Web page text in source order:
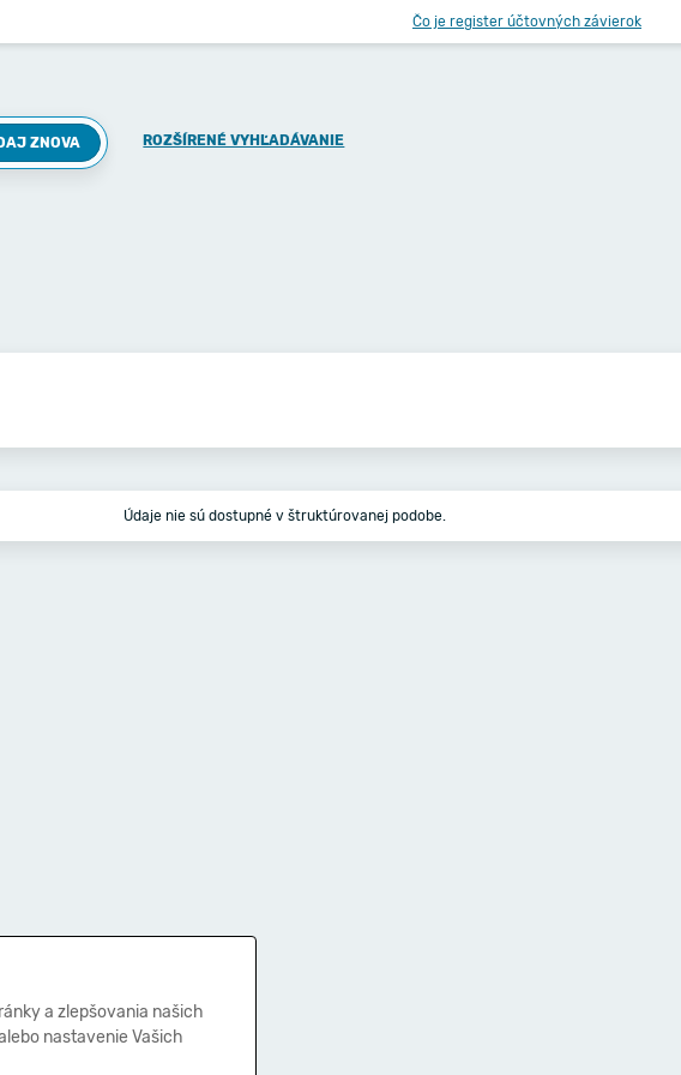
Čo je register účtovných závierok
ZNOVA ROZŠÍRENÉ VYHĽADÁVANIE
Údaje nie sú dostupné v štruktúrovanej podobe.
a zlepšovania našich
nastavenie Vašich